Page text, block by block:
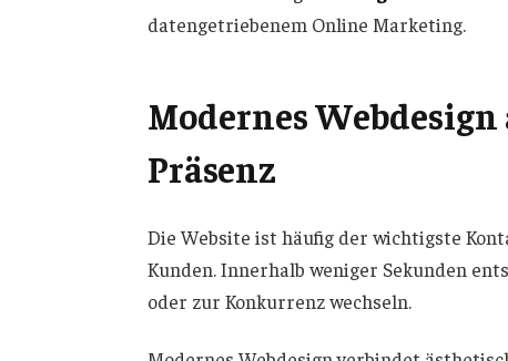
datengetriebenem Online Marketing.
Modernes
Präsenz
Die Website ist häufig der wichtigste
Kunden. Innerhalb weniger Sekunden
oder zur Konkurrenz wechseln.